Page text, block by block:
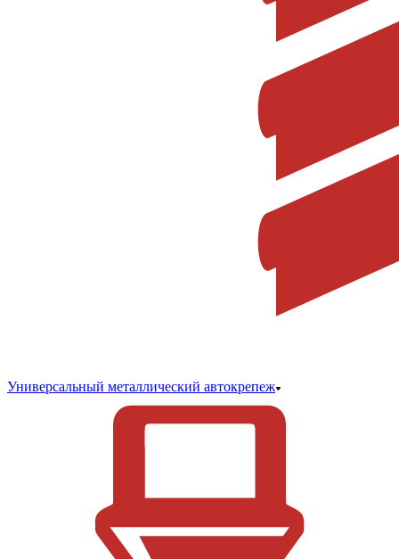
Универсальный металлический автокрепеж